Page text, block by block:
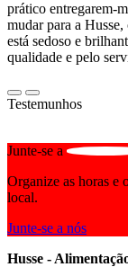
prático entregarem-
mudar para a
está sedoso e
qualidade e pelo
Testemunhos
Junte-se a
Organize as horas e
local.
Junte-se a nós
Husse -